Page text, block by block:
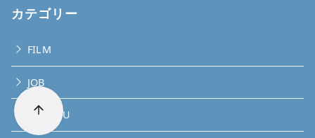
カテゴリー
FILM
JOB
KANSOU